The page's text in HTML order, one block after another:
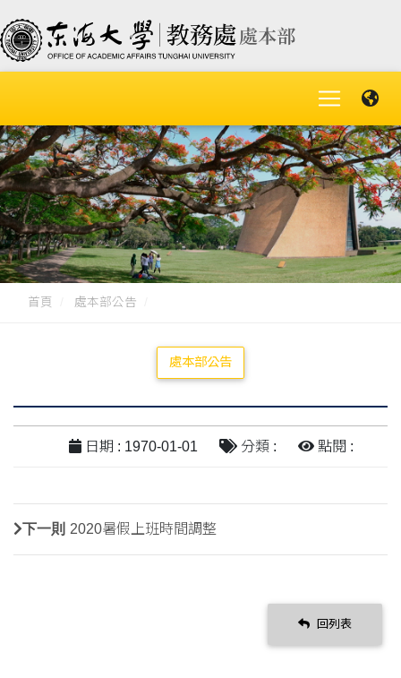
首頁 處本部公告
處本部公告
日期 : 1970-01-01 分類 : 點閱 :
下一則 2020暑假上班時間調整
回列表